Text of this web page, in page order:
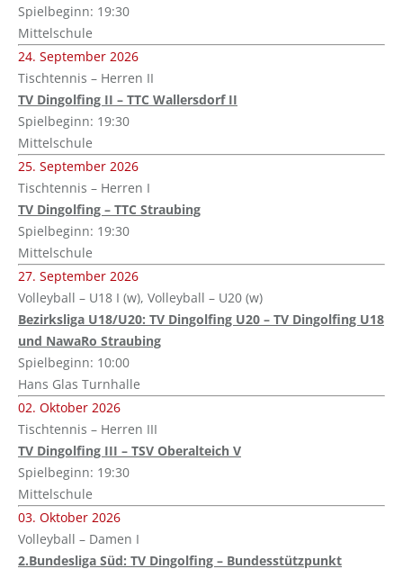
Spielbeginn: 19:30
Mittelschule
24. September 2026
Tischtennis – Herren II
TV Dingolfing II – TTC Wallersdorf II
Spielbeginn: 19:30
Mittelschule
25. September 2026
Tischtennis – Herren I
TV Dingolfing – TTC Straubing
Spielbeginn: 19:30
Mittelschule
27. September 2026
Volleyball – U18 I (w), Volleyball – U20 (w)
Bezirksliga U18/U20: TV Dingolfing U20 – TV Dingolfing U18
und NawaRo Straubing
Spielbeginn: 10:00
Hans Glas Turnhalle
02. Oktober 2026
Tischtennis – Herren III
TV Dingolfing III – TSV Oberalteich V
Spielbeginn: 19:30
Mittelschule
03. Oktober 2026
Volleyball – Damen I
2.Bundesliga Süd: TV Dingolfing – Bundesstützpunkt